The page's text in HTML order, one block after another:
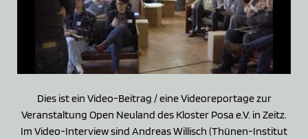
Dies ist ein Video-Beitrag / eine Videoreportage zur
Veranstaltung Open Neuland des Kloster Posa e.V. in Zeitz.
Im Video-Interview sind Andreas Willisch (Thünen-Institut